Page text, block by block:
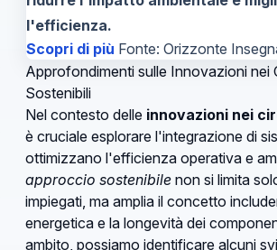
l'efficienza.
Scopri di più Fonte: Orizzonte
Approfondimenti sulle Innovazioni nei
Sostenibili
Nel contesto delle innovazioni nei
è cruciale esplorare l'integrazione di
ottimizzano l'efficienza operativa e
approccio sostenibile non si limita
impiegati, ma amplia il concetto
energetica e la longevità dei
ambito, possiamo identificare alcuni